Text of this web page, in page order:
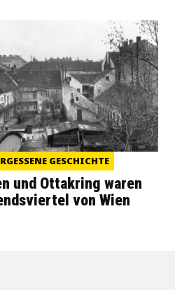
GESCHICHTE
und Ottakring waren
von Wien